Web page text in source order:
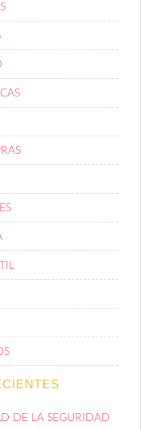
DE LA SEGURIDAD